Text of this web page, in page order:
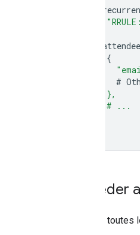
{
#
    },
    # ...
Accéder
Afficher toutes